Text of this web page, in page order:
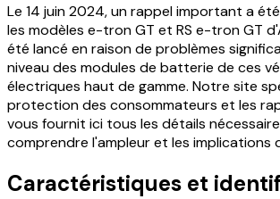
Le 14 juin 2024, un rappel important a
les modèles e-tron GT et RS e-tron GT
été lancé en raison de problèmes
niveau des modules de batterie de ces
électriques haut de gamme. Notre site
protection des consommateurs et les
vous fournit ici tous les détails
comprendre l'ampleur et les implications
Caractéristiques et